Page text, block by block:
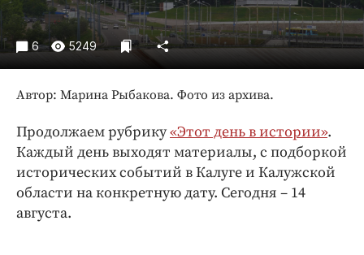
Спорт
Экономика и бизнес
ПРОЕКТЫ
Блоги
Издания
Медиаперсона
Интересное чтиво
Клиника года
Бренд года
6 5249
Автор: Марина Рыбакова. Фото из архива.
Продолжаем рубрику«Этот день в истории».
Каждый день выходят материалы, с подборкой
исторических событий в Калуге и Калужской
области на конкретную дату. Сегодня – 14
августа.